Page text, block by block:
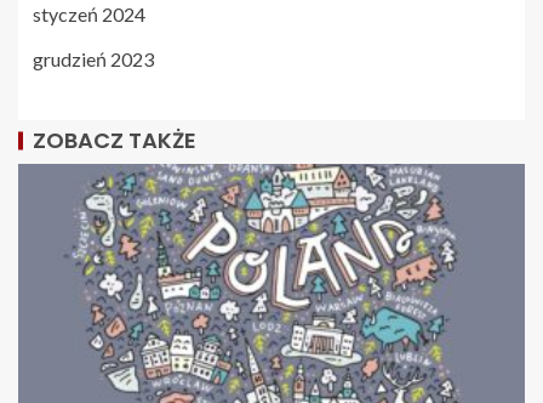
styczeń 2024
grudzień 2023
ZOBACZ TAKŻE